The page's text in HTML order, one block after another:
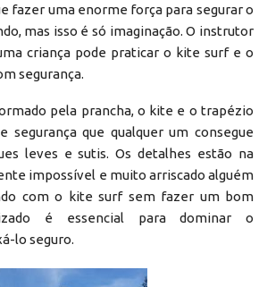
fazer uma enorme força para segurar o
mas isso é só imaginação. O instrutor
criança pode praticar o kite surf e o
segurança.
pela prancha, o kite e o trapézio
segurança que qualquer um consegue
leves e sutis. Os detalhes estão na
impossível e muito arriscado alguém
com o kite surf sem fazer um bom
é essencial para dominar o
lo seguro.